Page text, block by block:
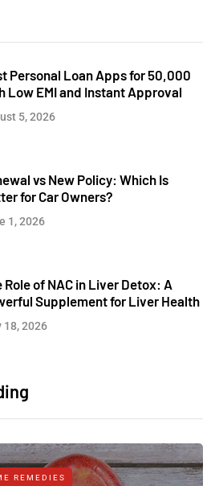
Personal Loan Apps for 50,000
Low EMI and Instant Approval
5, 2026
vs New Policy: Which Is
for Car Owners?
1, 2026
Role of NAC in Liver Detox: A
Supplement for Liver Health
18, 2026
REMEDIES